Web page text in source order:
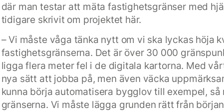
där man testar att mäta fastighetsgränser med
tidigare skrivit om projektet här.
– Vi måste våga tänka nytt om vi ska lyckas höja
fastighetsgränserna. Det är över 30 000
ligga flera meter fel i de digitala kartorna. Med
nya sätt att jobba på, men även väcka
kunna börja automatisera bygglov till exempel,
gränserna. Vi måste lägga grunden rätt från